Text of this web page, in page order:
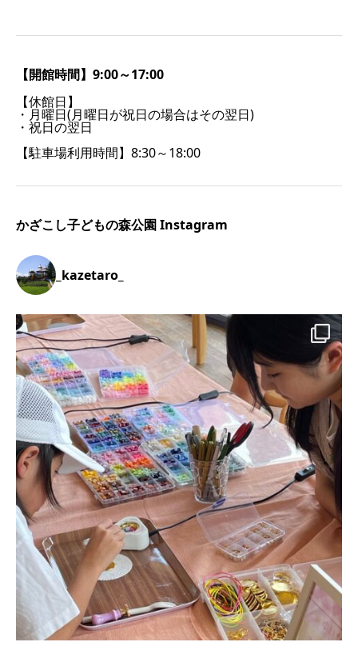
【開館時間】9:00～17:00
【休館日】
・月曜日(月曜日が祝日の場合はその翌日)
・祝日の翌日
【駐車場利用時間】8:30～18:00
かざこし子どもの森公園 Instagram
_kazetaro_